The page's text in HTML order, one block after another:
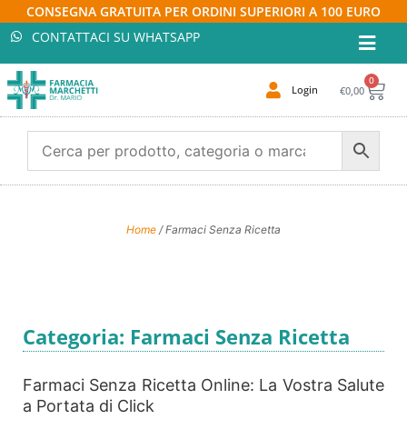
CONSEGNA GRATUITA PER ORDINI SUPERIORI A 100 EURO
CONTATTACI SU WHATSAPP
Login €0,00
0
Home / Farmaci Senza Ricetta
Categoria: Farmaci Senza Ricetta
Farmaci Senza Ricetta Online: La Vostra Salute
a Portata di Click